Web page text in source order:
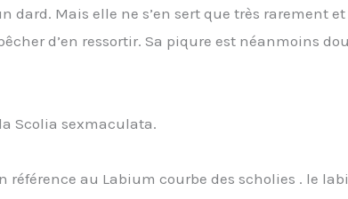
Mais elle ne s’en sert que très rarement et
d’en ressortir. Sa piqure est néanmoins
Scolia sexmaculata.
référence au Labium courbe des scholies . le